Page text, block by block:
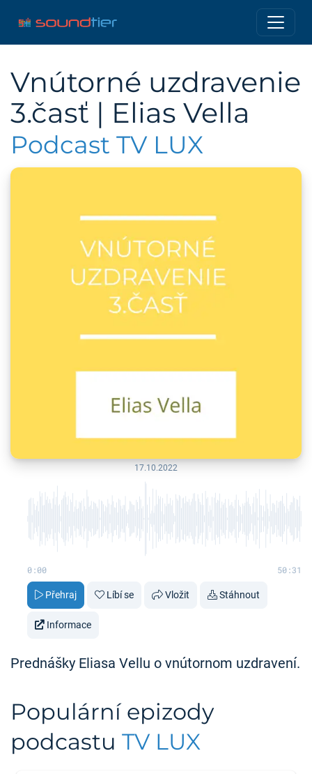
Vnútorné uzdravenie
3.časť | Elias Vella
Podcast TV LUX
17.10.2022
0:00 50:31
Přehraj Líbí se Vložit Stáhnout
Informace
Prednášky Eliasa Vellu o vnútornom uzdravení.
Populární epizody
podcastu TV LUX